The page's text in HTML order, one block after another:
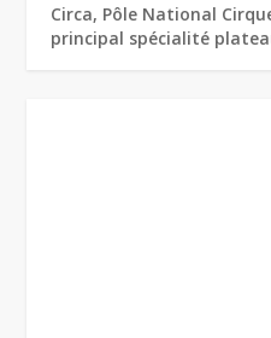
Circa, Pôle National
principal spécialité